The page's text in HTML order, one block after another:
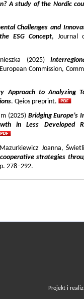
A study of the Nordic
Challenges and
ESG Concept, Journal
(2025)
Commission,
Approach to Analyzing
. Qeios preprint.
(2025) Bridging Europe’s
in Less Developed
Joanna,
strategies
278–292.
Projekt i